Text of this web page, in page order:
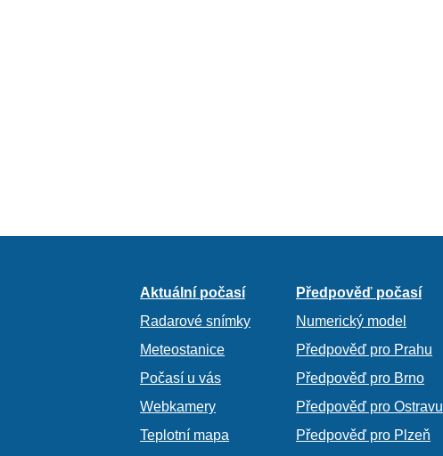
Aktuální počasí
Radarové snímky
Meteostanice
Počasí u vás
Webkamery
Teplotní mapa
Předpověď počasí
Numerický model
Předpověď pro Prahu
Předpověď pro Brno
Předpověď pro Ostravu
Předpověď pro Plzeň